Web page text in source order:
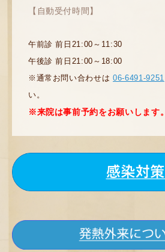
【自動受付時間】
午前診 前日21:00～11:30
午後診 前日21:00～18:00
※通常お問い合わせは06-6491-9251
い。
※来院は事前予約をお願いします。